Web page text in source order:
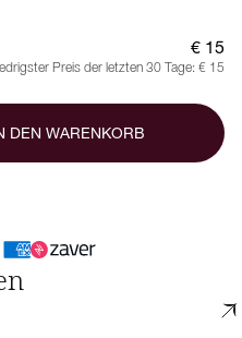
€ 15
Preis der letzten 30 Tage: € 15
DEN WARENKORB